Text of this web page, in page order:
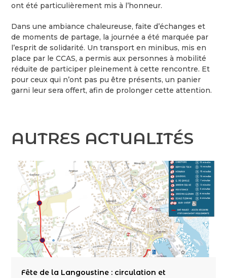
ont été particulièrement mis à l’honneur.
Dans une ambiance chaleureuse, faite d’échanges et
de moments de partage, la journée a été marquée par
l’esprit de solidarité. Un transport en minibus, mis en
place par le CCAS, a permis aux personnes à mobilité
réduite de participer pleinement à cette rencontre. Et
pour ceux qui n’ont pas pu être présents, un panier
garni leur sera offert, afin de prolonger cette attention.
AUTRES ACTUALITÉS
Fête de la Langoustine : circulation et